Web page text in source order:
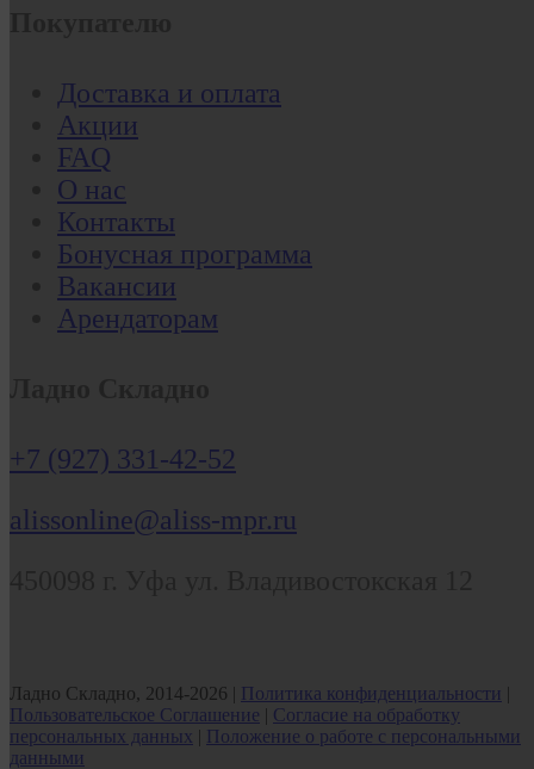
Доставка и оплата
Акции
FAQ
О нас
Контакты
Бонусная программа
Вакансии
Арендаторам
+7 (927) 331-42-52
alissonline@aliss-mpr.ru
Ладно Складно, 2014-2026 | Политика конфиденциальности |
Пользовательское Соглашение | Согласие на обработку
персональных данных | Положение о работе с персональными
данными